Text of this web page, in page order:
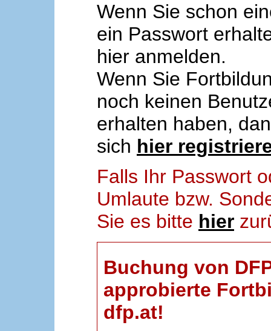
Wenn Sie schon
ein Passwort
hier anmelden.
Wenn Sie
noch keinen
erhalten haben,
sich hier
Falls Ihr Passwort
Umlaute bzw.
Sie es bitte hier
Buchung von
approbierte
dfp.at!